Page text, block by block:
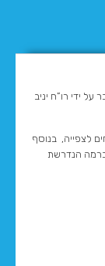
מתקדמת ב’ 10868 – מועבר על ידי רו”ח יניב
לצפייה, בנוסף
הנדרשת